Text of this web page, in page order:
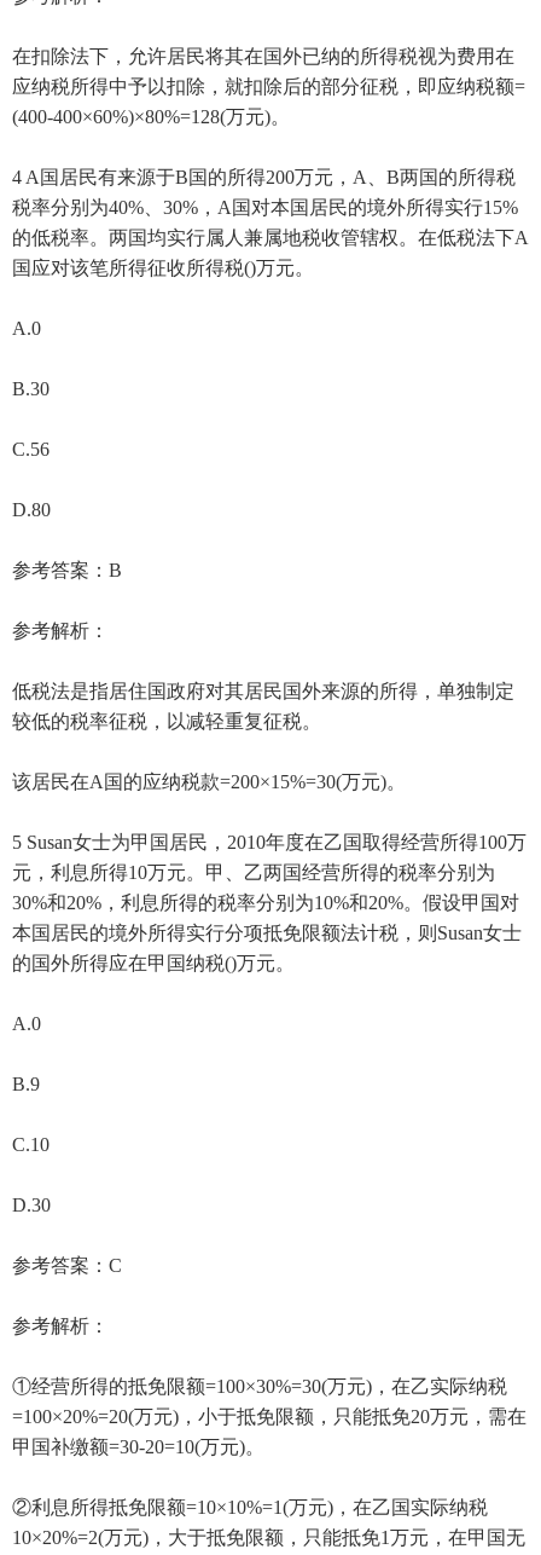
在扣除法下，允许居民将其在国外已纳的所得税视为费用在
应纳税所得中予以扣除，就扣除后的部分征税，即应纳税额=
(400-400×60%)×80%=128(万元)。
4 A国居民有来源于B国的所得200万元，A、B两国的所得税
税率分别为40%、30%，A国对本国居民的境外所得实行15%
的低税率。两国均实行属人兼属地税收管辖权。在低税法下A
国应对该笔所得征收所得税()万元。
A.0
B.30
C.56
D.80
参考答案：B
参考解析：
低税法是指居住国政府对其居民国外来源的所得，单独制定
较低的税率征税，以减轻重复征税。
该居民在A国的应纳税款=200×15%=30(万元)。
5 Susan女士为甲国居民，2010年度在乙国取得经营所得100万
元，利息所得10万元。甲、乙两国经营所得的税率分别为
30%和20%，利息所得的税率分别为10%和20%。假设甲国对
本国居民的境外所得实行分项抵免限额法计税，则Susan女士
的国外所得应在甲国纳税()万元。
A.0
B.9
C.10
D.30
参考答案：C
参考解析：
①经营所得的抵免限额=100×30%=30(万元)，在乙实际纳税
=100×20%=20(万元)，小于抵免限额，只能抵免20万元，需在
甲国补缴额=30-20=10(万元)。
②利息所得抵免限额=10×10%=1(万元)，在乙国实际纳税
10×20%=2(万元)，大于抵免限额，只能抵免1万元，在甲国无